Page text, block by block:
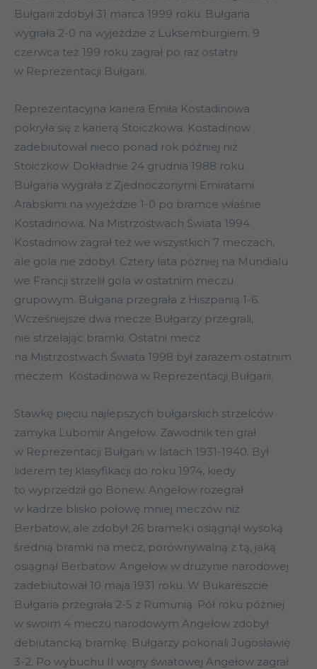
Bułgarii zdobył 31 marca 1999 roku. Bułgaria
wygrała 2-0 na wyjeździe z Luksemburgiem. 9
czerwca też 199 roku zagrał po raz ostatni
w Reprezentacji Bułgarii.
Reprezentacyjna kariera Emiła Kostadinowa
pokryła się z karierą Stoiczkowa. Kostadinow
zadebiutował nieco ponad rok później niż
Stoiczkow. Dokładnie 24 grudnia 1988 roku.
Bułgaria wygrała z Zjednoczonymi Emiratami
Arabskimi na wyjeździe 1-0 po bramce właśnie
Kostadinowa. Na Mistrzostwach Świata 1994
Kostadinow zagrał też we wszystkich 7 meczach,
ale gola nie zdobył. Cztery lata później na Mundialu
we Francji strzelił gola w ostatnim meczu
grupowym. Bułgaria przegrała z Hiszpanią 1-6.
Wcześniejsze dwa mecze Bułgarzy przegrali,
nie strzelając bramki. Ostatni mecz
na Mistrzostwach Świata 1998 był zarazem ostatnim
meczem Kostadinowa w Reprezentacji Bułgarii.
Stawkę pięciu najlepszych bułgarskich strzelców
zamyka Lubomir Angełow. Zawodnik ten grał
w Reprezentacji Bułgarii w latach 1931-1940. Był
liderem tej klasyfikacji do roku 1974, kiedy
to wyprzedził go Bonew. Angełow rozegrał
w kadrze blisko połowę mniej meczów niż
Berbatow, ale zdobył 26 bramek i osiągnął wysoką
średnią bramki na mecz, porównywalną z tą, jaką
osiągnął Berbatow. Angełow w drużynie narodowej
zadebiutował 10 maja 1931 roku. W Bukareszcie
Bułgaria przegrała 2-5 z Rumunią. Pół roku później
w swoim 4 meczu narodowym Angełow zdobył
debiutancką bramkę. Bułgarzy pokonali Jugosławię
3-2. Po wybuchu II wojny światowej Angełow zagrał